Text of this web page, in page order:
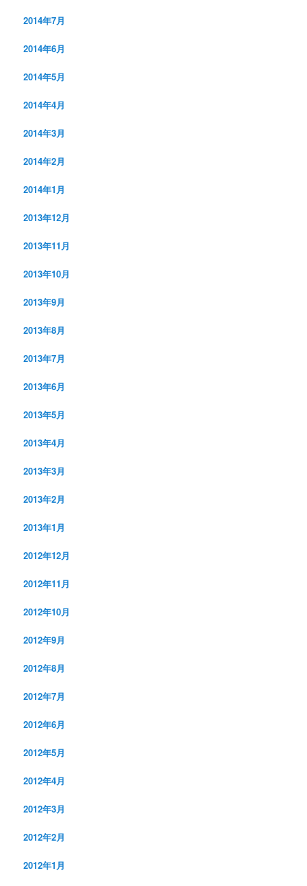
2014年7月
2014年6月
2014年5月
2014年4月
2014年3月
2014年2月
2014年1月
2013年12月
2013年11月
2013年10月
2013年9月
2013年8月
2013年7月
2013年6月
2013年5月
2013年4月
2013年3月
2013年2月
2013年1月
2012年12月
2012年11月
2012年10月
2012年9月
2012年8月
2012年7月
2012年6月
2012年5月
2012年4月
2012年3月
2012年2月
2012年1月